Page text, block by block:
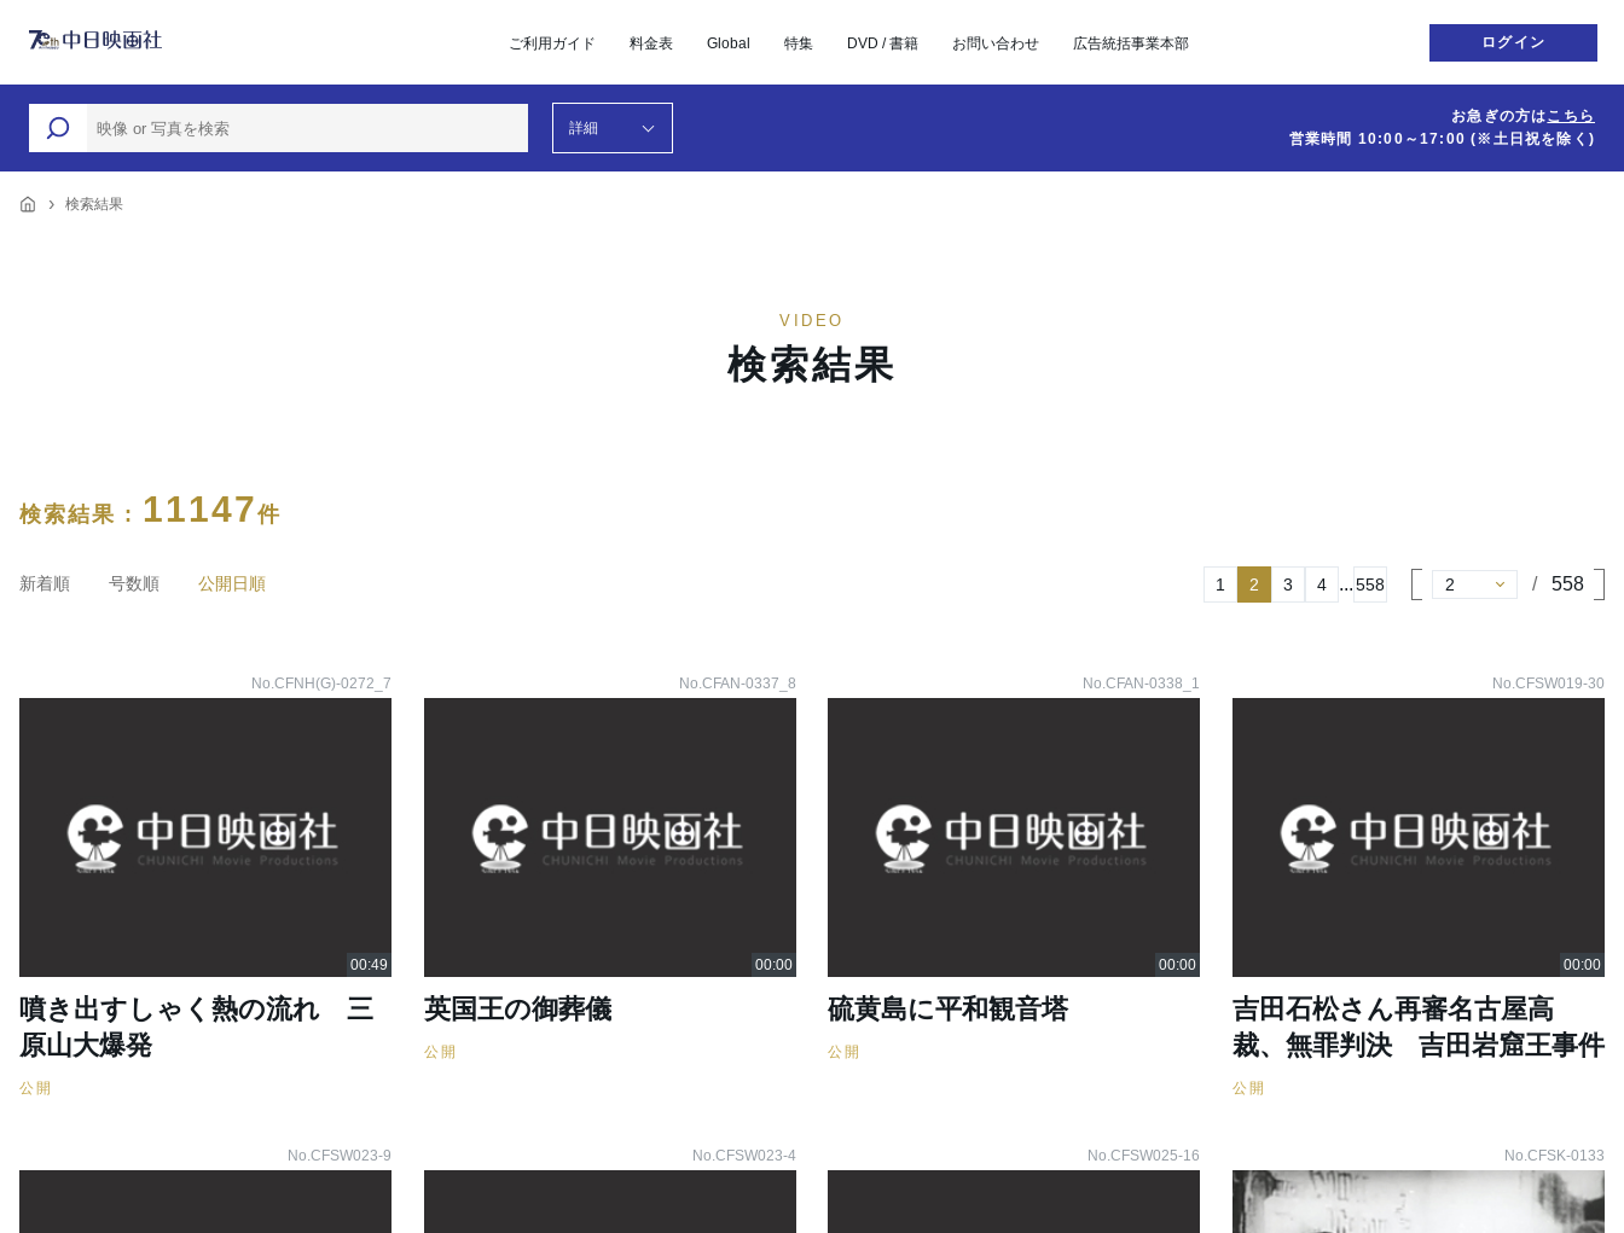
ご利用ガイド 料金表 Global 特集 DVD / 書籍 お問い合わせ 広告統括事業本部 ログイン
詳細
お急ぎの方はこちら
営業時間 10:00～17:00(※土日祝を除く)
検索結果
VIDEO
検索結果
検索結果 : 11147件
新着順 号数順 公開日順 1 2 3 4 ...558 558
No.CFNH(G)-0272_7
噴き出すしゃく熱の流れ 三
原山大爆発
公開
No.CFAN-0337_8
英国王の御葬儀
公開
No.CFAN-0338_1
硫黄島に平和観音塔
公開
No.CFSW019-30
吉田石松さん再審名古屋高
裁、無罪判決 吉田岩窟王事件
公開
No.CFSW023-9 No.CFSW023-4 No.CFSW025-16 No.CFSK-0133